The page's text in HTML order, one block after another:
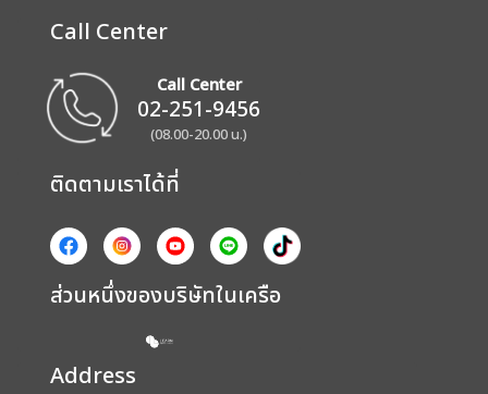
Call Center
Call Center
02-251-9456
(08.00-20.00 น.)
ติดตามเราได้ที่
ส่วนหนึ่งของบริษัทในเครือ
Address